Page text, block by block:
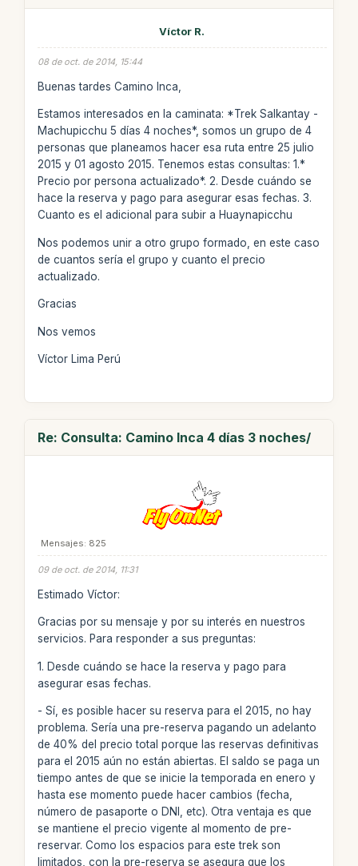
Víctor R.
08 de oct. de 2014, 15:44
Buenas tardes Camino Inca,
Estamos interesados en la caminata: *Trek Salkantay -
Machupicchu 5 días 4 noches*, somos un grupo de 4
personas que planeamos hacer esa ruta entre 25 julio
2015 y 01 agosto 2015. Tenemos estas consultas: 1.*
Precio por persona actualizado*. 2. Desde cuándo se
hace la reserva y pago para asegurar esas fechas. 3.
Cuanto es el adicional para subir a Huaynapicchu
Nos podemos unir a otro grupo formado, en este caso
de cuantos sería el grupo y cuanto el precio
actualizado.
Gracias
Nos vemos
Víctor Lima Perú
Re: Consulta: Camino Inca 4 días 3 noches/
Mensajes: 825
09 de oct. de 2014, 11:31
Estimado Víctor:
Gracias por su mensaje y por su interés en nuestros
servicios. Para responder a sus preguntas:
1. Desde cuándo se hace la reserva y pago para
asegurar esas fechas.
- Sí, es posible hacer su reserva para el 2015, no hay
problema. Sería una pre-reserva pagando un adelanto
de 40% del precio total porque las reservas definitivas
para el 2015 aún no están abiertas. El saldo se paga un
tiempo antes de que se inicie la temporada en enero y
hasta ese momento puede hacer cambios (fecha,
número de pasaporte o DNI, etc). Otra ventaja es que
se mantiene el precio vigente al momento de pre-
reservar. Como los espacios para este trek son
limitados, con la pre-reserva se asegura que los